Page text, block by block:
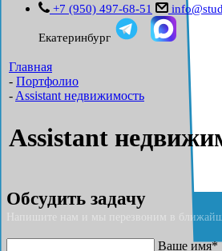
+7 (950) 497-68-51
Екатеринбург
Главная
- Портфолио
- Assistant недвижимость
Assistant
Обсудить задачу
Напишите нам и мы перезвоним в
Ваше имя*